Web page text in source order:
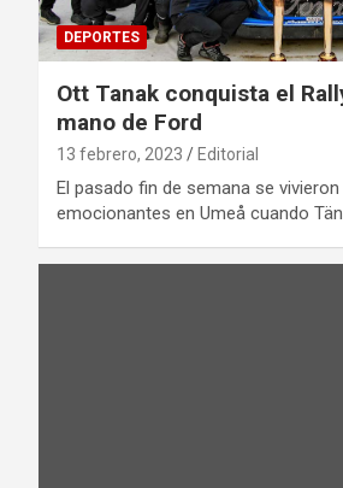
DEPORTES
Ott Tanak conquista el
mano de Ford
13 febrero, 2023 Editorial
El pasado fin de semana se
emocionantes en Umeå cuando